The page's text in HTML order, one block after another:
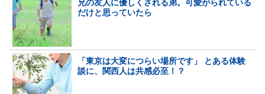
兄の友人に優しくされる弟。可愛がられている
だけと思っていたら
「東京は大変につらい場所です」 とある体験
談に、関西人は共感必至！？